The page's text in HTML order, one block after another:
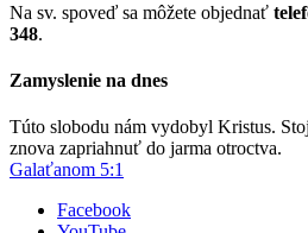
Na sv. spoveď sa môžete objednať
348.
Zamyslenie na dnes
Túto slobodu nám vydobyl Kristus.
znova zapriahnuť do jarma otroctva.
Galaťanom 5:1
Facebook